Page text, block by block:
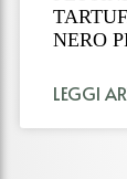
NERO
LEGGI